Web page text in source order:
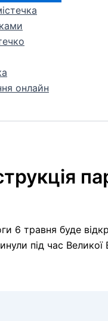
онлайн
6 травня буде
під час Великої